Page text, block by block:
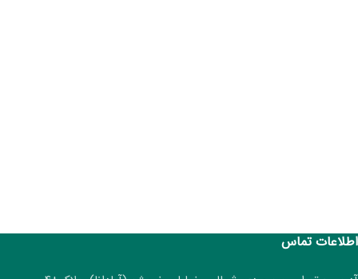
اطلاعات تماس